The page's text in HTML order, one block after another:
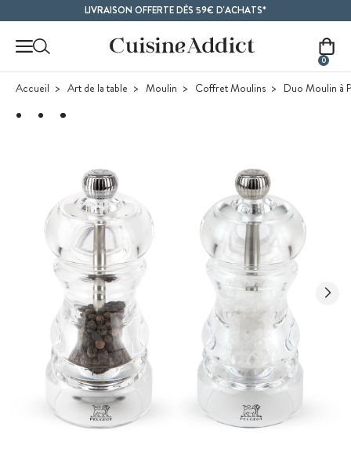
LIVRAISON OFFERTE DÈS 59€ D'ACHATS*
0
Accueil Art de la table Moulin Coffret Moulins Duo Moulin à